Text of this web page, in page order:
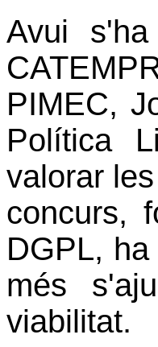
Avui
PIMEC,
Política
valorar
concurs,
DGPL,
més
viabilitat.